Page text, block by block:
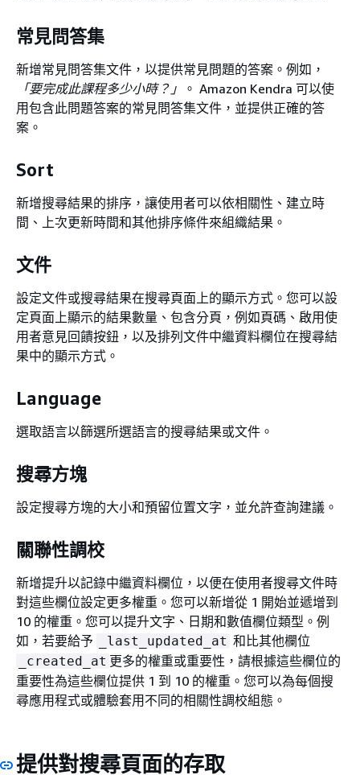
常見問答集
新增常見問答集文件，以提供常見問題的答案。例如，
「要完成此課程多少小時？」
。 Amazon Kendra 可以使
用包含此問題答案的常見問答集文件，並提供正確的答
案。
Sort
新增搜尋結果的排序，讓使用者可以依相關性、建立時
間、上次更新時間和其他排序條件來組織結果。
文件
設定文件或搜尋結果在搜尋頁面上的顯示方式。您可以設
定頁面上顯示的結果數量、包含分頁，例如頁碼、啟用使
用者意見回饋按鈕，以及排列文件中繼資料欄位在搜尋結
果中的顯示方式。
Language
選取語言以篩選所選語言的搜尋結果或文件。
搜尋方塊
設定搜尋方塊的大小和預留位置文字，並允許查詢建議。
關聯性調校
新增提升以記錄中繼資料欄位，以便在使用者搜尋文件時
對這些欄位設定更多權重。您可以新增從 1 開始並遞增到
10 的權重。您可以提升文字、日期和數值欄位類型。例
如，若要給予
_last_updated_at 和比其他欄位
_created_at 更多的權重或重要性，請根據這些欄位的
重要性為這些欄位提供 1 到 10 的權重。您可以為每個搜
尋應用程式或體驗套用不同的相關性調校組態。
提供對搜尋頁面的存取